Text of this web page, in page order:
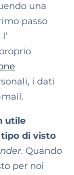
una
passo
i dati
utile
di visto
. Quando
per noi